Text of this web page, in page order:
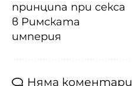
принципа при секса
в Римската
империя
Няма коментари